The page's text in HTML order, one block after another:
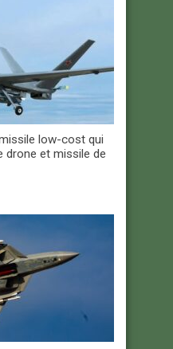
low-cost qui
drone et missile de